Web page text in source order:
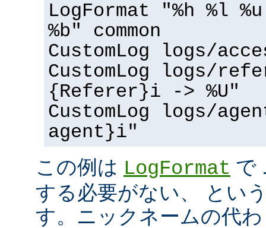
LogFormat "%h %l
%b" common
CustomLog logs/
CustomLog logs/
{Referer}i -> %U"
CustomLog logs/
agent}i"
この例は LogFormat で
する必要がない、 とい
す。ニックネームの代